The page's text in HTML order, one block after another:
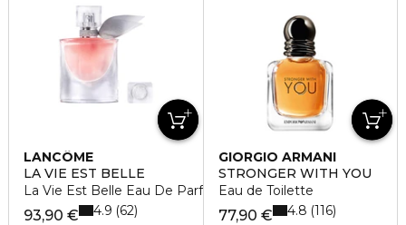
LANCÔME
LA VIE EST BELLE
La Vie Est Belle Eau De Parfum
93,90 € 4.9 62
GIORGIO ARMANI
STRONGER WITH YOU
Eau de Toilette
77,90 € 4.8 116